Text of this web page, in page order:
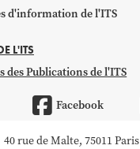
d'information de l'ITS
L'ITS
des Publications de l'ITS
Facebook
40 rue de Malte, 75011 Paris